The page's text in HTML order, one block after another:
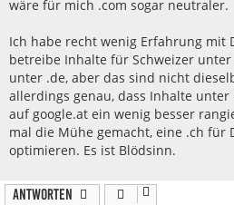
wäre für mich .com sogar neutraler.
Ich habe recht wenig Erfahrung mit
betreibe Inhalte für Schweizer
unter .de, aber das sind nicht
allerdings genau, dass Inhalte
auf google.at ein wenig besser
mal die Mühe gemacht, eine .ch für
optimieren. Es ist Blödsinn.
Antworten